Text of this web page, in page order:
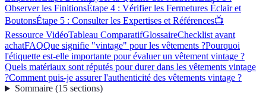
Observer les FinitionsÉtape 4 : Vérifier les Fermetures Éclair et
BoutonsÉtape 5 : Consulter les Expertises et Références📺
Ressource VidéoTableau ComparatifGlossaireChecklist avant
achatFAQQue signifie "vintage" pour les vêtements ?Pourquoi
l'étiquette est-elle importante pour évaluer un vêtement vintage ?
Quels matériaux sont réputés pour durer dans les vêtements vintage
?Comment puis-je assurer l'authenticité des vêtements vintage ?
Sommaire(15 sections)